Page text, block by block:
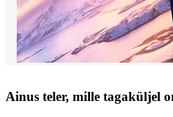
Ainus teler, mille tagaküljel